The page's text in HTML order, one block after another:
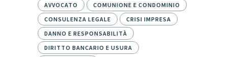
AVVOCATO
COMUNIONE E CONDOMINIO
CONSULENZA LEGALE
CRISI IMPRESA
DANNO E RESPONSABILITÀ
DIRITTO BANCARIO E USURA